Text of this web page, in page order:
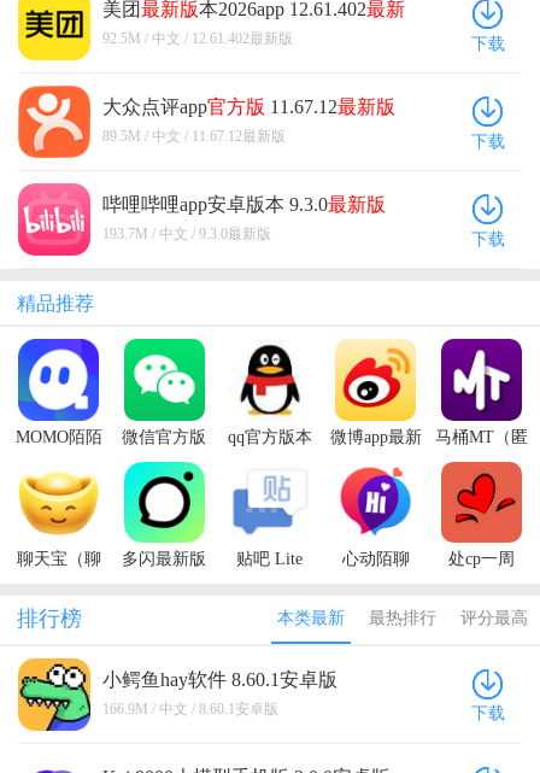
美团最新版本2026app 12.61.402最新
版
92.5M / 中文 / 12.61.402最新版 下载
大众点评app官方版 11.67.12最新版
89.5M / 中文 / 11.67.12最新版 下载
哔哩哔哩app安卓版本 9.3.0最新版
193.7M / 中文 / 9.3.0最新版 下载
精品推荐
MOMO陌陌
微信官方版 qq官方版本
微博app最新
马桶MT（匿
名聊天）
聊天宝（聊
多闪最新版 贴吧 Lite 心动陌聊 处cp一周
排行榜 本类最新 最热排行 评分最高
小鳄鱼hay软件 8.60.1安卓版
166.9M / 中文 / 8.60.1安卓版 下载